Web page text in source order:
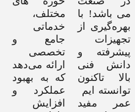
می باشد! با
بهره‌گیری از
تجهیزات
پیشرفته و
دانش فنی
بالا تاکنون
توانسته ایم
عمر مفید
مختلف،
خدماتی
جامع و
تخصصی
ارائه می‌دهد
که به بهبود
عملکرد و
افزایش